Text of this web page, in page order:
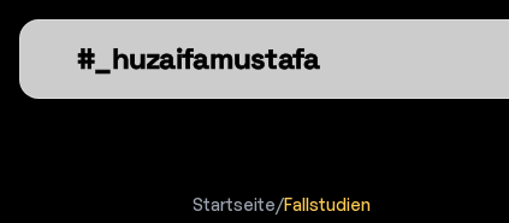
#_huzaifamustafa
Startseite/Fallstudien